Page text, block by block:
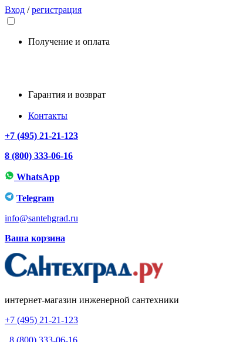
Вход /регистрация
Получение и оплата
Гарантия и возврат
Контакты
+7 (495) 21-21-123
8 (800) 333-06-16
WhatsApp
Telegram
info@santehgrad.ru
Ваша корзина
интернет-магазин инженерной сантехники
+7 (495) 21-21-123
8 (800) 333-06-16